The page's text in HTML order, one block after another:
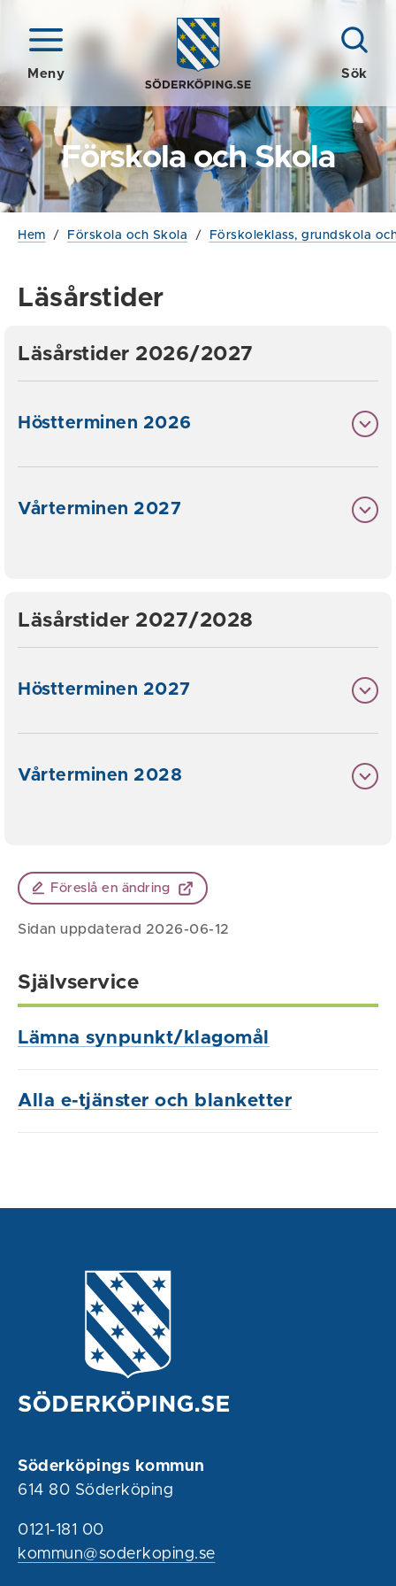
Meny Sök
Förskola och Skola
Hem / Förskola och Skola / Förskoleklass, grundskola
Läsårstider
Läsårstider 2026/2027
Höstterminen 2026
Vårterminen 2027
Läsårstider 2027/2028
Höstterminen 2027
Vårterminen 2028
Föreslå en ändring
Sidan uppdaterad 2026-06-12
Självservice
Lämna synpunkt/klagomål
Alla e-tjänster och blanketter
Söderköpings kommun
614 80 Söderköping
0121-181 00
kommun@soderkoping.se